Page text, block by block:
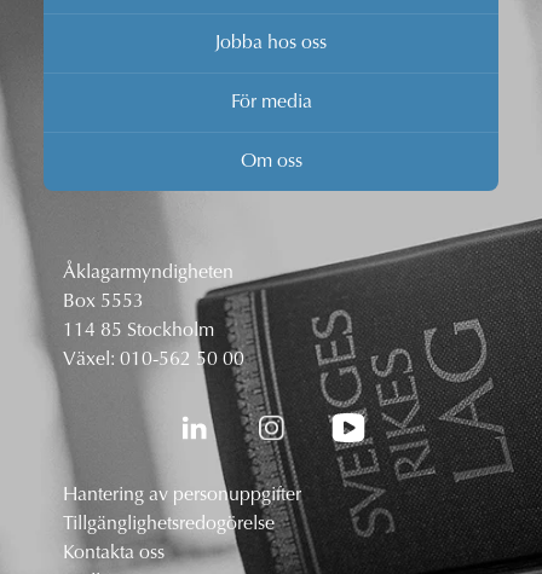
Jobba hos oss
För media
Om oss
Åklagarmyndigheten
Box 5553
114 85 Stockholm
Växel: 010-562 50 00
Hantering av personuppgifter
Tillgänglighetsredogörelse
Kontakta oss